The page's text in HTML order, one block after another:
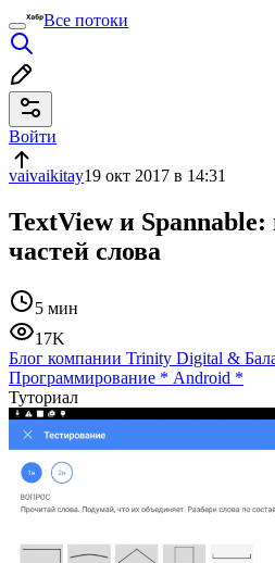
Все потоки
Войти
vaivaikitay19 окт 2017 в 14:31
TextView и
частей слова
5 мин
17K
Блог компании Trinity Digital &
Программирование * Android *
Туториал